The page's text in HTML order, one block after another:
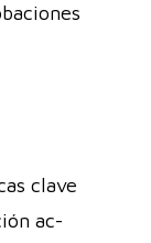
clave
ac-